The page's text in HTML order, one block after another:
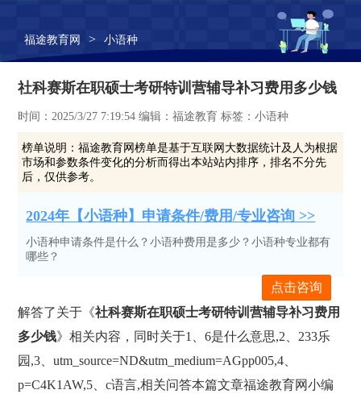
福途教育网 > 小语种
社科赛斯在职硕士考研特训营辅导补习费用多少钱
时间：2025/3/27 7:19:54 编辑：福途教育 标签：小语种
榜单说明：福途教育网榜单是基于互联网大数据统计及人为根据
市场和参数条件变化的分析而得出本站站内排序，排名不分先
后，仅供参考。
2024年【小语种】申请条件/费用/专业咨询 >>
小语种申请条件是什么？小语种费用是多少？小语种专业都有
哪些？
点击咨询
解答了关于《社科赛斯在职硕士考研特训营辅导补习费用
多少钱》相关内容，同时关于1、6是什么意思,2、233乐
园,3、utm_source=ND&utm_medium=AGpp005,4、
p=C4K1AW,5、c语言,相关问答本篇文章福途教育网小编